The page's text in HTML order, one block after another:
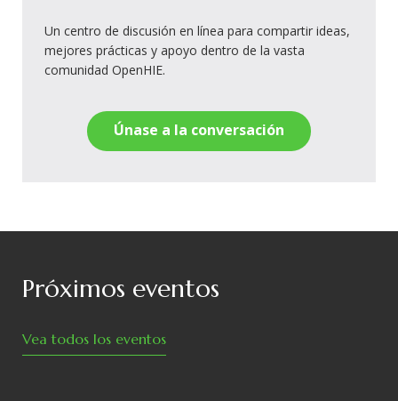
Un centro de discusión en línea para compartir ideas,
mejores prácticas y apoyo dentro de la vasta
comunidad OpenHIE.
Únase a la conversación
Próximos eventos
Vea todos los eventos